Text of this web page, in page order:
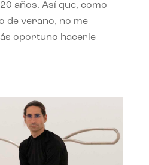
años. Así que, como
de verano, no me
oportuno hacerle